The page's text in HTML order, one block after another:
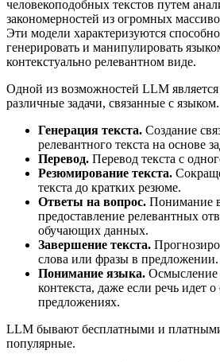
человекоподобных текстов путем
закономерностей из огромных
Эти модели характеризуются
генерировать и манипулировать
контекстуально релевантном виде.
Одной из возможностей LLM является
различные задачи, связанные с языком.
Генерация текста. Создание
релевантного текста на основе
Перевод. Перевод текста с
Резюмирование текста.
текста до кратких резюме.
Ответы на вопрос. Понимание
предоставление релевантных
обучающих данных.
Завершение текста.
слова или фразы в предложении.
Понимание языка. Осмысление
контекста, даже если речь идет
предложениях.
LLM бывают бесплатными и
популярные.